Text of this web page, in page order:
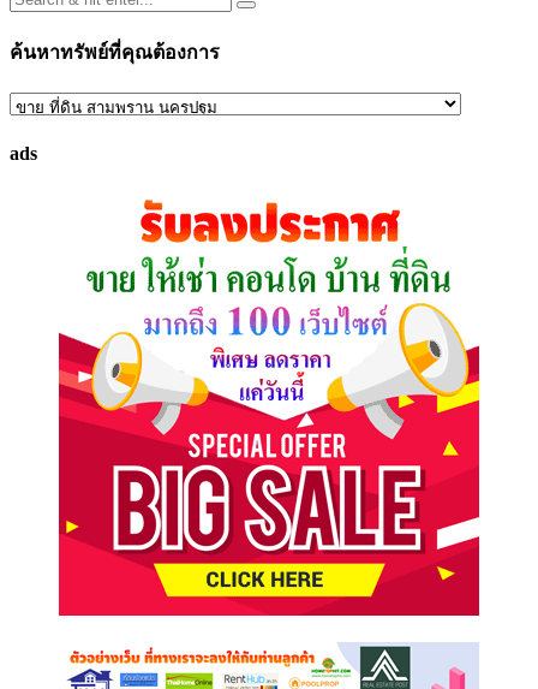
ค้นหาทรัพย์ที่คุณต้องการ
ค้นหา
ที่
ads